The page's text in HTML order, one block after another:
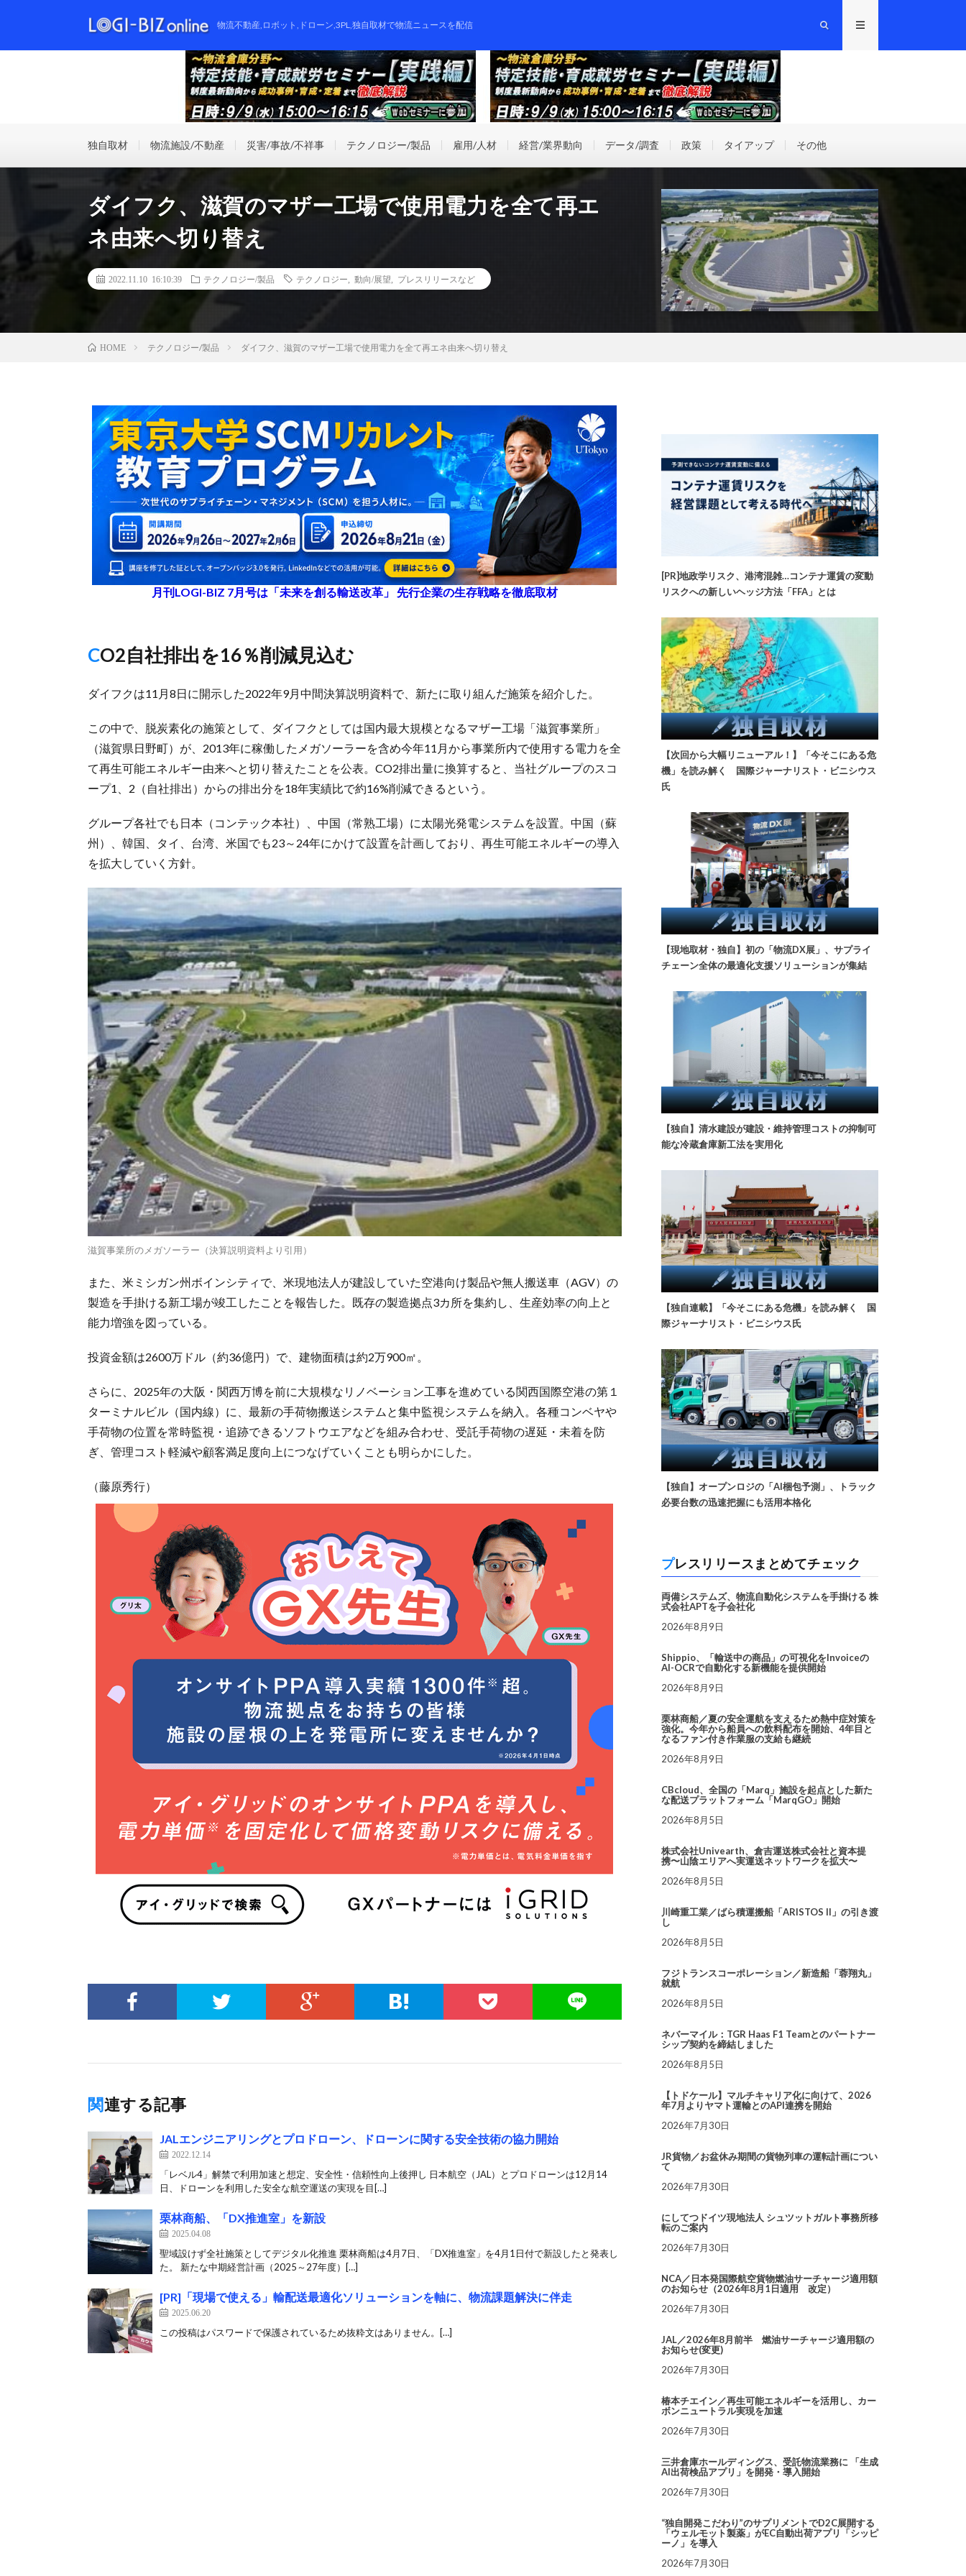
物流不動産,ロボット,ドローン,3PL,独自取材で物流ニュースを配信
独自取材 物流施設/不動産 災害/事故/不祥事 テクノロジー/製品 雇用/人材 経営/業界動向 データ/調査 政策 タイアップ その他
ダイフク、滋賀のマザー工場で使用電力を全て再エ
ネ由来へ切り替え
2022.11.10 16:10:39 テクノロジー/製品 テクノロジー 動向/展望 プレスリリースなど
HOME テクノロジー/製品 ダイフク、滋賀のマザー工場で使用電力を全て再エネ由来へ切り替え
月刊LOGI-BIZ 7月号は「未来を創る輸送改革」 先行企業の生存戦略を徹底取材
CO2自社排出を16％削減見込む
ダイフクは11月8日に開示した2022年9月中間決算説明資料で、新たに取り組んだ施策を紹介した。
この中で、脱炭素化の施策として、ダイフクとしては国内最大規模となるマザー工場「滋賀事業所」
（滋賀県日野町）が、2013年に稼働したメガソーラーを含め今年11月から事業所内で使用する電力を全
て再生可能エネルギー由来へと切り替えたことを公表。CO2排出量に換算すると、当社グループのスコ
ープ1、2（自社排出）からの排出分を18年実績比で約16%削減できるという。
グループ各社でも日本（コンテック本社）、中国（常熟工場）に太陽光発電システムを設置。中国（蘇
州）、韓国、タイ、台湾、米国でも23～24年にかけて設置を計画しており、再生可能エネルギーの導入
を拡大していく方針。
滋賀事業所のメガソーラー（決算説明資料より引用）
また、米ミシガン州ボインシティで、米現地法人が建設していた空港向け製品や無人搬送車（AGV）の
製造を手掛ける新工場が竣工したことを報告した。既存の製造拠点3カ所を集約し、生産効率の向上と
能力増強を図っている。
投資金額は2600万ドル（約36億円）で、建物面積は約2万900㎡。
さらに、2025年の大阪・関西万博を前に大規模なリノベーション工事を進めている関西国際空港の第１
ターミナルビル（国内線）に、最新の手荷物搬送システムと集中監視システムを納入。各種コンベヤや
手荷物の位置を常時監視・追跡できるソフトウエアなどを組み合わせ、受託手荷物の遅延・未着を防
ぎ、管理コスト軽減や顧客満足度向上につなげていくことも明らかにした。
（藤原秀行）
関連する記事
JALエンジニアリングとプロドローン、ドローンに関する安全技術の協力開始
2022.12.14
「レベル4」解禁で利用加速と想定、安全性・信頼性向上後押し 日本航空（JAL）とプロドローンは12月14
日、ドローンを利用した安全な航空運送の実現を目[…]
栗林商船、「DX推進室」を新設
2025.04.08
聖域設けず全社施策としてデジタル化推進 栗林商船は4月7日、「DX推進室」を4月1日付で新設したと発表し
た。 新たな中期経営計画（2025～27年度）[…]
[PR]「現場で使える」輸配送最適化ソリューションを軸に、物流課題解決に伴走
2025.06.20
この投稿はパスワードで保護されているため抜粋文はありません。[…]
[PR]地政学リスク、港湾混雑…コンテナ運賃の変動
リスクへの新しいヘッジ方法「FFA」とは
【次回から大幅リニューアル！】「今そこにある危
機」を読み解く 国際ジャーナリスト・ビニシウス
氏
【現地取材・独自】初の「物流DX展」、サプライ
チェーン全体の最適化支援ソリューションが集結
【独自】清水建設が建設・維持管理コストの抑制可
能な冷蔵倉庫新工法を実用化
【独自連載】「今そこにある危機」を読み解く 国
際ジャーナリスト・ビニシウス氏
【独自】オープンロジの「AI梱包予測」、トラック
必要台数の迅速把握にも活用本格化
プレスリリースまとめてチェック
両備システムズ、物流自動化システムを手掛ける 株
式会社APTを子会社化
2026年8月9日
Shippio、「輸送中の商品」の可視化をInvoiceの
AI-OCRで自動化する新機能を提供開始
2026年8月9日
栗林商船／夏の安全運航を支えるため熱中症対策を
強化。今年から船員への飲料配布を開始、4年目と
なるファン付き作業服の支給も継続
2026年8月9日
CBcloud、全国の「Marq」施設を起点とした新た
な配送プラットフォーム「MarqGO」開始
2026年8月5日
株式会社Univearth、倉吉運送株式会社と資本提
携〜山陰エリアへ実運送ネットワークを拡大〜
2026年8月5日
川崎重工業／ばら積運搬船「ARISTOS II」の引き渡
し
2026年8月5日
フジトランスコーポレーション／新造船「蓉翔丸」
就航
2026年8月5日
ネバーマイル：TGR Haas F1 Teamとのパートナー
シップ契約を締結しました
2026年8月5日
【トドケール】マルチキャリア化に向けて、2026
年7月よりヤマト運輸とのAPI連携を開始
2026年7月30日
JR貨物／お盆休み期間の貨物列車の運転計画につい
て
2026年7月30日
にしてつドイツ現地法人 シュツットガルト事務所移
転のご案内
2026年7月30日
NCA／日本発国際航空貨物燃油サーチャージ適用額
のお知らせ（2026年8月1日適用 改定）
2026年7月30日
JAL／2026年8月前半 燃油サーチャージ適用額の
お知らせ(変更)
2026年7月30日
椿本チエイン／再生可能エネルギーを活用し、カー
ボンニュートラル実現を加速
2026年7月30日
三井倉庫ホールディングス、受託物流業務に 「生成
AI出荷検品アプリ」を開発・導入開始
2026年7月30日
“独自開発こだわり”のサプリメントでD2C展開する
「ウェルモット製薬」がEC自動出荷アプリ「シッピ
ーノ」を導入
2026年7月30日